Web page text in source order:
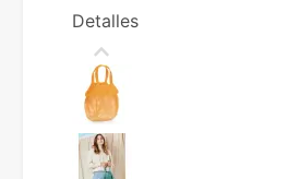
Detalles